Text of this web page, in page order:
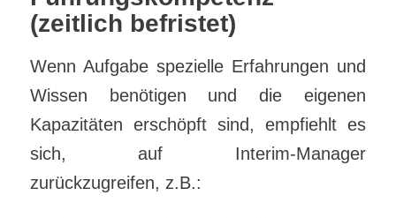
(zeitlich befristet)
Wenn Aufgabe spezielle Erfahrungen und
Wissen benötigen und die eigenen
Kapazitäten erschöpft sind, empfiehlt es
sich, auf Interim-Manager
zurückzugreifen, z.B.: